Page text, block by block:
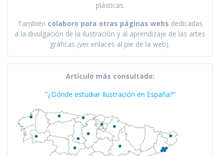
plásticas.
También colaboro para otras páginas webs dedicadas
a la divulgación de la ilustración y al aprendizaje de las artes
gráficas (ver enlaces al pie de la web).
Artículo más consultado:
"¿Dónde estudiar Ilustración en España?"